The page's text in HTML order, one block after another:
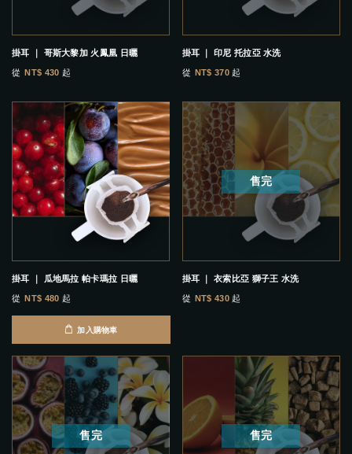
掛耳 ｜ 哥斯大黎加 火鳳凰 日曬
從 NT$ 430 起
掛耳 ｜ 印尼 托拉亞 水洗
從 NT$ 370起
掛耳 ｜ 瓜地馬拉 帕卡瑪拉 日曬
從 NT$ 480 起
加入購物車
售完
掛耳 ｜ 衣索比亞 獅子王 水洗
從 NT$ 430起
售完 售完